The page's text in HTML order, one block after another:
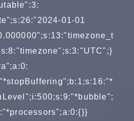
01-01